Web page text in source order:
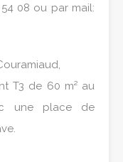
08 ou par mail:
T3 de 60 m² au
une place de